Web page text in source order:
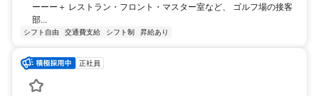
ーーー＋ レストラン・フロント・マスター室など、 ゴルフ場の接客
部...
シフト自由 交通費支給 シフト制 昇給あり
正社員